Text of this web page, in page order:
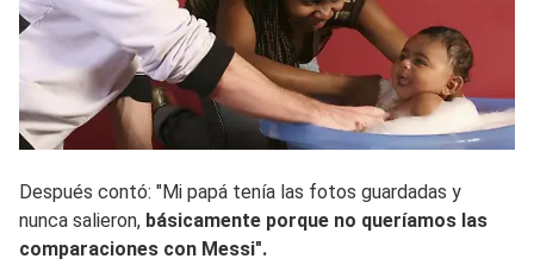
Después contó: "Mi papá tenía las fotos guardadas y
nunca salieron, básicamente porque no queríamos las
comparaciones con Messi".